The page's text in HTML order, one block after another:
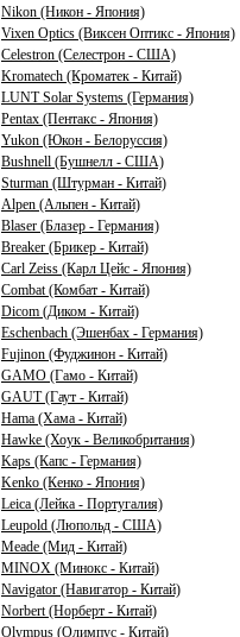
Nikon (Никон - Япония)
Vixen Optics (Виксен Оптикс - Япония)
Celestron (Селестрон - США)
Kromatech (Кроматек - Китай)
LUNT Solar Systems (Германия)
Pentax (Пентакс - Япония)
Yukon (Юкон - Белоруссия)
Bushnell (Бушнелл - США)
Sturman (Штурман - Китай)
Alpen (Альпен - Китай)
Blaser (Блазер - Германия)
Breaker (Брикер - Китай)
Carl Zeiss (Карл Цейс - Япония)
Combat (Комбат - Китай)
Dicom (Диком - Китай)
Eschenbach (Эшенбах - Германия)
Fujinon (Фуджинон - Китай)
GAMO (Гамо - Китай)
GAUT (Гаут - Китай)
Hama (Хама - Китай)
Hawke (Хоук - Великобритания)
Kaps (Капс - Германия)
Kenko (Кенко - Япония)
Leica (Лейка - Португалия)
Leupold (Люпольд - США)
Meade (Мид - Китай)
MINOX (Минокс - Китай)
Navigator (Навигатор - Китай)
Norbert (Норберт - Китай)
Olympus (Олимпус - Китай)